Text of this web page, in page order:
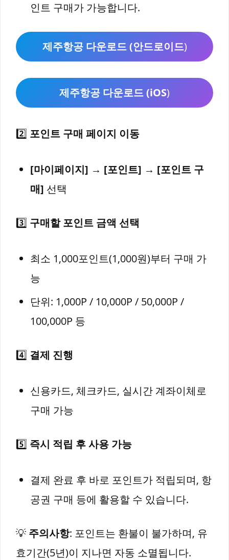
인트 구매가 가능합니다.
제주항공 다운로드 (안드로이드)
제주항공 다운로드 (iOS)
2️⃣ 포인트 구매 페이지 이동
[마이페이지] → [포인트] → [포인트 구
매] 선택
3️⃣ 구매할 포인트 금액 선택
최소 1,000포인트(1,000원)부터 구매 가
능
단위: 1,000P / 10,000P / 50,000P /
100,000P 등
4️⃣ 결제 진행
신용카드, 체크카드, 실시간 계좌이체로
구매 가능
5️⃣ 즉시 적립 후 사용 가능
결제 완료 후 바로 포인트가 적립되며, 항
공권 구매 등에 활용할 수 있습니다.
💡 주의사항: 포인트는 환불이 불가하며, 유
효기간(5년)이 지나면 자동 소멸됩니다.